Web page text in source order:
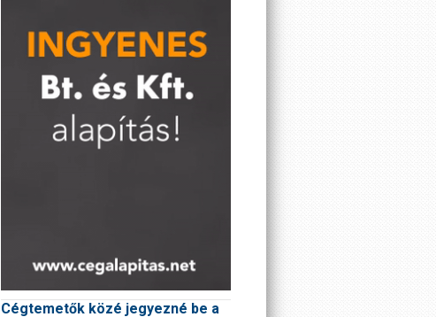
Cégtemetők közé jegyezné be a